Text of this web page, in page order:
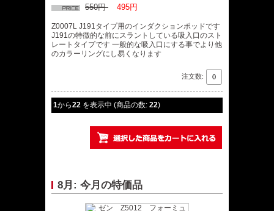
550円 495円
Z0007L J191タイプ用のインダクションポッドです
J191の特徴的な前にスラントしている吸入口のスト
レートタイプです 一般的な吸入口にする事でより他
のカラーリングにし易くなります
注文数:
1から22 を表示中 (商品の数: 22)
8月: 今月の特価品